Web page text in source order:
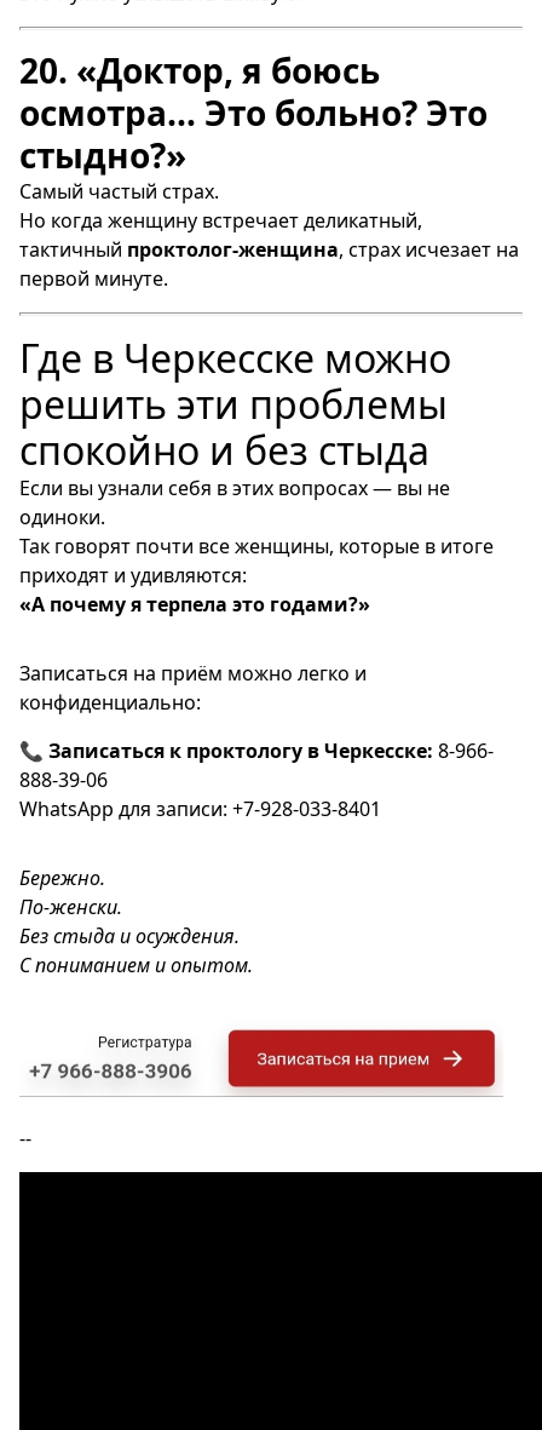
20. «Доктор, я боюсь
осмотра… Это больно? Это
стыдно?»
Самый частый страх.
Но когда женщину встречает деликатный,
тактичный проктолог-женщина, страх исчезает на
первой минуте.
Где в Черкесске можно
решить эти проблемы
спокойно и без стыда
Если вы узнали себя в этих вопросах — вы не
одиноки.
Так говорят почти все женщины, которые в итоге
приходят и удивляются:
«А почему я терпела это годами?»
Записаться на приём можно легко и
конфиденциально:
📞 Записаться к проктологу в Черкесске: 8-966-
888-39-06
WhatsApp для записи: +7-928-033-8401
Бережно.
По-женски.
Без стыда и осуждения.
С пониманием и опытом.
--